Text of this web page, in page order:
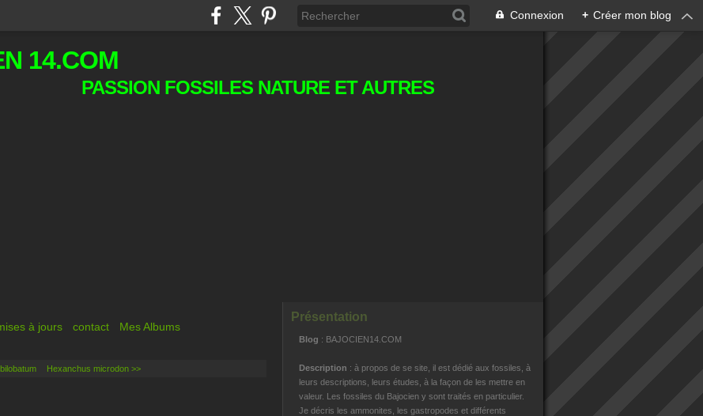
Connexion + Créer mon blog
14.COM
PASSION FOSSILES NATURE ET AUTRES
à jours contact Mes Albums
Hexanchus microdon >>
Présentation
Blog : BAJOCIEN14.COM
Description : à propos de se site, il est dédié aux fossiles, à
leurs descriptions, leurs études, à la façon de les mettre en
valeur. Les fossiles du Bajocien y sont traités en particulier.
Je décris les ammonites, les gastropodes et différents